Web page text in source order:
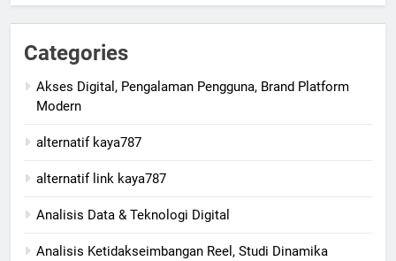
Categories
Akses Digital, Pengalaman Pengguna, Brand Platform
Modern
alternatif kaya787
alternatif link kaya787
Analisis Data & Teknologi Digital
Analisis Ketidakseimbangan Reel, Studi Dinamika